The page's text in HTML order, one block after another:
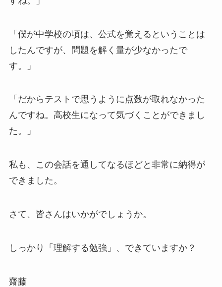
「僕が中学校の頃は、公式を覚えるということは
したんですが、問題を解く量が少なかったで
す。」
「だからテストで思うように点数が取れなかった
んですね。高校生になって気づくことができまし
た。」
私も、この会話を通してなるほどと非常に納得が
できました。
さて、皆さんはいかがでしょうか。
しっかり「理解する勉強」、できていますか？
齋藤